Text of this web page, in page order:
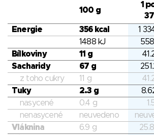
100 g
1
Energie 356 kcal 1
1488 kJ
Bílkoviny
11 g
Sacharidy
67 g
z toho cukry
11 g
Tuky
2.3 g
nasycené
0.4 g
nenasycené
neuvedeno
Vláknina
6.9 g